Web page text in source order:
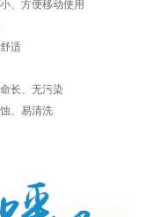
、方便移动使用
适
长、无污染
、易清洗